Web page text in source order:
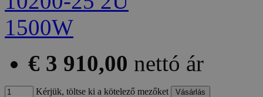
€ 3 910,00 nettó ár
Kérjük, töltse ki a kötelező mezőket